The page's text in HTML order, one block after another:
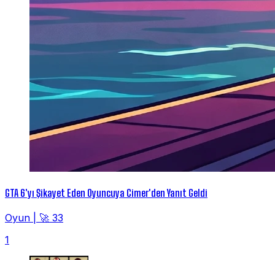
GTA 6'yı Şikayet Eden Oyuncuya Cimer'den Yanıt Geldi
Oyun
🚀 33
1